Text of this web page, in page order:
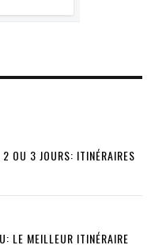
OU 3 JOURS: ITINÉRAIRES
LE MEILLEUR ITINÉRAIRE